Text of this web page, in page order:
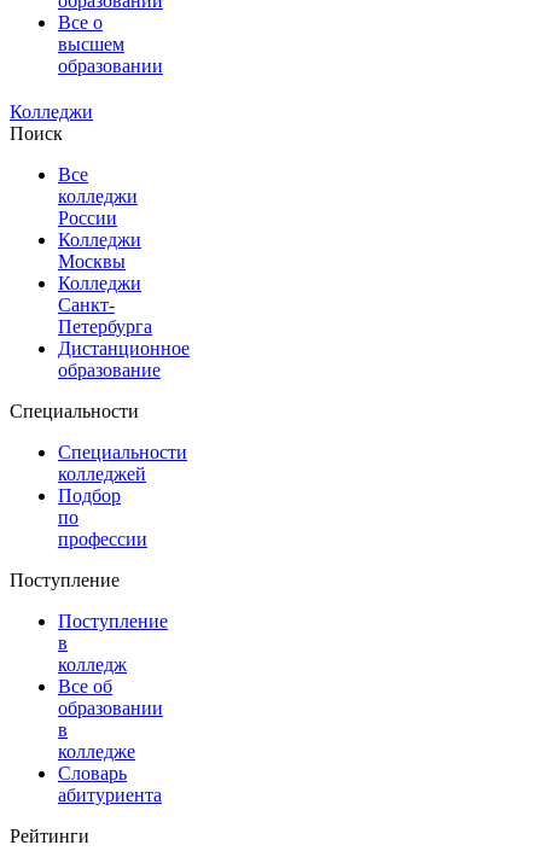
Все о
высшем
образовании
Колледжи
Поиск
Все
колледжи
России
Колледжи
Москвы
Колледжи
Санкт-
Петербурга
Дистанционное
образование
Специальности
Специальности
колледжей
Подбор
по
профессии
Поступление
Поступление
в
колледж
Все об
образовании
в
колледже
Словарь
абитуриента
Рейтинги